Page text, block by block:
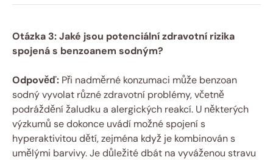
Otázka 3: Jaké jsou potenciální zdravotní rizika
spojená s benzoanem sodným?
Odpověď: Při nadměrné konzumaci může benzoan
sodný vyvolat různé zdravotní problémy, včetně
podráždění žaludku a alergických reakcí. U některých
výzkumů se dokonce uvádí možné spojení s
hyperaktivitou dětí, zejména když je kombinován s
umělými barvivy. Je důležité dbát na vyváženou stravu